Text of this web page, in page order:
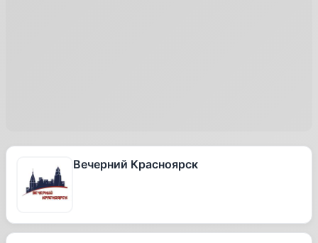
Вечерний Красноярск